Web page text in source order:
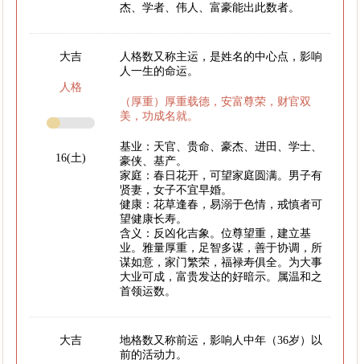
杰、学者、伟人、富豪能出此数者。
大吉
人格
16(土)
人格数又称主运，是姓名的中心点，影响
人一生的命运。
（厚重）厚重载德，安富尊荣，财官双
美，功成名就。
基业：天官、贵命、豪杰、进田、学士、
豪侠、基产。
家庭：春日花开，可望家庭圆满。男子有
贤妻，女子不宜早婚。
健康：花草逢春，易溺于色情，戒慎者可
望健康长寿。
含义：反凶化吉象。位尊望重，建立基
业。雅量厚重，足智多谋，善于协调，所
谋如意，家门繁荣，福禄寿俱全。为大事
大业可成，富贵发达的好暗示。属温和之
首领运数。
大吉
地格数又称前运，影响人中年（36岁）以
前的活动力。